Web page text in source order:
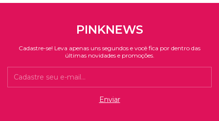
PINKNEWS
Cadastre-se! Leva apenas uns segundos e você fica por dentro das
últimas novidades e promoções.